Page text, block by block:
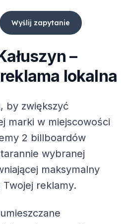
Wyślij zapytanie
–
lokalna
by zwiększyć
marki w miejscowości
2 billboardów
wybranej
maksymalny
reklamy.